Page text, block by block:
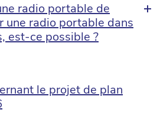
radio portable de
une radio portable dans
est-ce possible ?
le projet de plan